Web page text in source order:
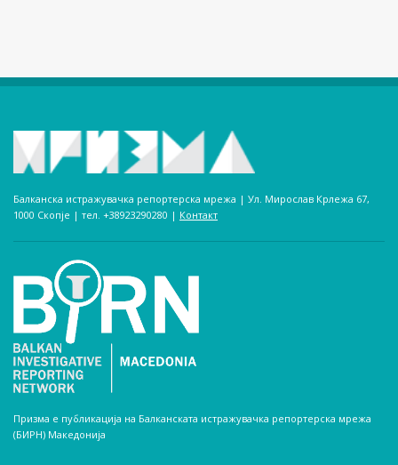
Балканска истражувачка репортерска мрежа | Ул. Мирослав Крлежа 67,
1000 Скопје | тел. +38923290280­ | Контакт
Призма е публикација на Балканската истражувачка репортерска мрежа
(БИРН) Македонија